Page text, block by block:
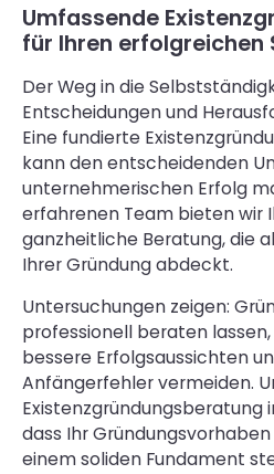
Umfassende
für Ihren erfolgreichen
Der Weg in die
Entscheidungen und
Eine fundierte
kann den entscheidenden
unternehmerischen Erfolg
erfahrenen Team bieten wir
ganzheitliche Beratung, die
Ihrer Gründung abdeckt.
Untersuchungen zeigen:
professionell beraten
bessere Erfolgsaussichten
Anfängerfehler vermeiden.
Existenzgründungsberatung
dass Ihr
einem soliden Fundament